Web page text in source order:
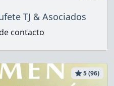
TJ & Asociados
contacto
5 (96)